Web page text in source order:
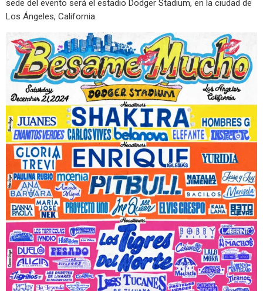
sede del evento será el estadio Dodger Stadium, en la ciudad de
Los Ángeles, California.